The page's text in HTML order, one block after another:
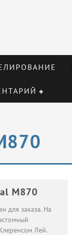
M870
для заказа. На
Лей.